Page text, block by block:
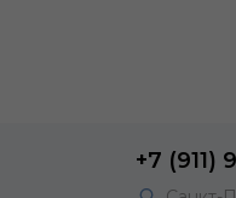
+7 (911)